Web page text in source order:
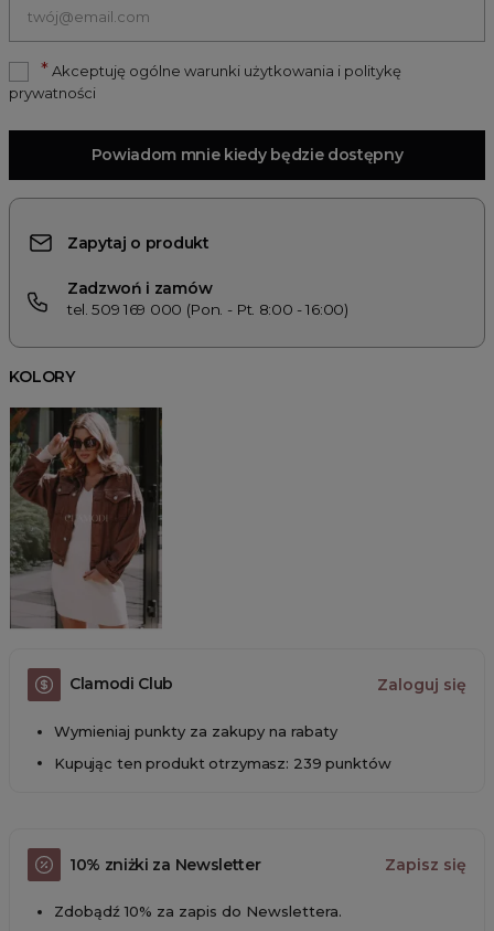
* Akceptuję ogólne warunki użytkowania i politykę
prywatności
Powiadom mnie kiedy będzie dostępny
Zapytaj o produkt
Zadzwoń i zamów
tel. 509 169 000 (Pon. - Pt. 8:00 - 16:00)
KOLORY
Clamodi Club Zaloguj się
Wymieniaj punkty za zakupy na rabaty
Kupując ten produkt otrzymasz: 239 punktów
10% zniżki za Newsletter Zapisz się
Zdobądź 10% za zapis do Newslettera.